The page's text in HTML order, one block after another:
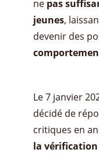
ne pas
jeunes,
devenir des
Le 7 janvier
décidé de
critiques en
la vérification